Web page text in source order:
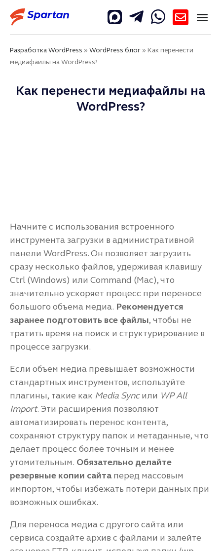
Разработка WordPress » WordPress блог » Как перенести
медиафайлы на WordPress?
Как перенести медиафайлы на
WordPress?
Начните с использования встроенного
инструмента загрузки в административной
панели WordPress. Он позволяет загрузить
сразу несколько файлов, удерживая клавишу
Ctrl (Windows) или Command (Mac), что
значительно ускоряет процесс при переносе
большого объема медиа. Рекомендуется
заранее подготовить все файлы, чтобы не
тратить время на поиск и структурирование в
процессе загрузки.
Если объем медиа превышает возможности
стандартных инструментов, используйте
плагины, такие как Media Syncили WP All
Import. Эти расширения позволяют
автоматизировать перенос контента,
сохраняют структуру папок и метаданные, что
делает процесс более точным и менее
утомительным. Обязательно делайте
резервные копии сайта перед массовым
импортом, чтобы избежать потери данных при
возможных ошибках.
Для переноса медиа с другого сайта или
сервиса создайте архив с файлами и залейте